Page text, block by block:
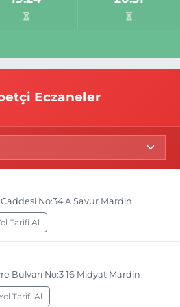
Eczaneler
No:34 A Savur Mardin
Tarifi Al
Bulvarı No:3 16 Midyat Mardin
Tarifi Al